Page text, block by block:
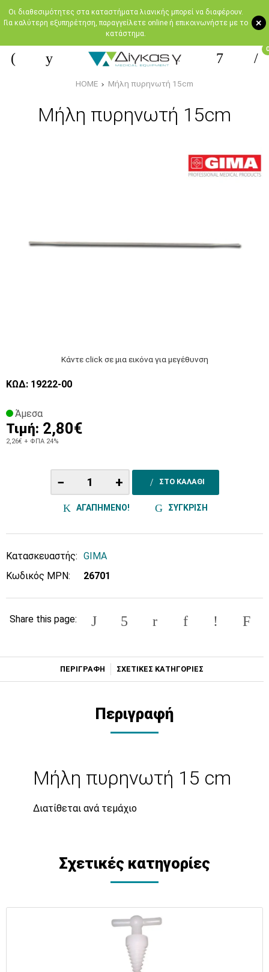
+
Oι διαθεσιμότητες στα καταστήματα λιανικής μπορεί να διαφέρουν.
Για καλύτερη εξυπηρέτηση, παραγγείλετε online ή επικοινωνήστε με το
κατάστημα.
0
HOME Μήλη πυρηνωτή 15cm
Μήλη πυρηνωτή 15cm
Κάντε click σε μια εικόνα για μεγέθυνση
ΚΩΔ: 19222-00
Άμεσα
Τιμή: 2,80€
2,26€ + ΦΠΑ 24%
− + ΣΤΟ ΚΑΛΑΘΙ
ΑΓΑΠΗΜΕΝΟ! ΣΥΓΚΡΙΣΗ
Κατασκευαστής: GIMA
Κωδικός MPN:
26701
Share this page:
ΠΕΡΙΓΡΑΦΗ ΣΧΕΤΙΚΕΣ ΚΑΤΗΓΟΡΙΕΣ
Περιγραφή
Μήλη πυρηνωτή 15 cm
Διατίθεται ανά τεμάχιο
Σχετικές κατηγορίες